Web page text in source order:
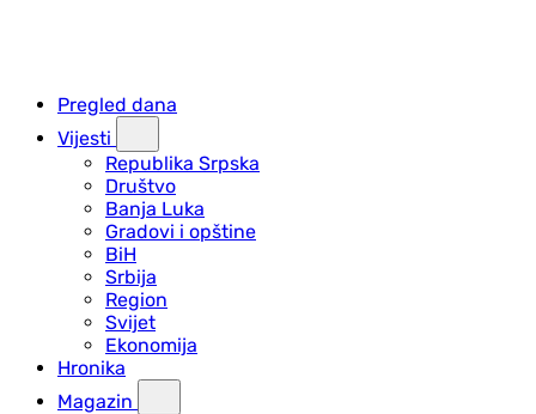
Pregled dana
Vijesti
Republika Srpska
Društvo
Banja Luka
Gradovi i opštine
BiH
Srbija
Region
Svijet
Ekonomija
Hronika
Magazin